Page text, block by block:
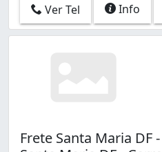
Ver Tel Info
Frete Santa Maria DF